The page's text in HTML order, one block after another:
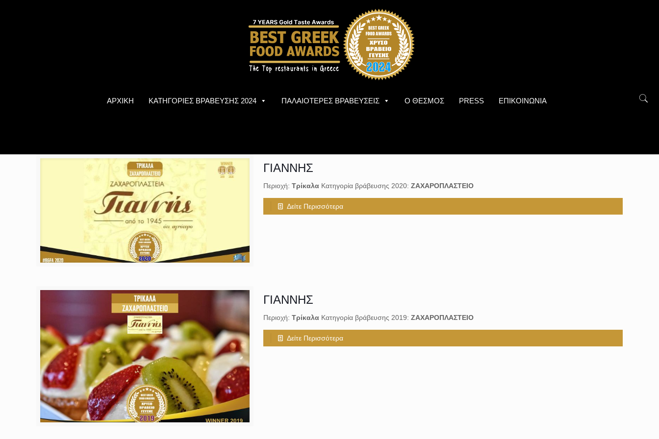
ΑΡΧΙΚΗ ΚΑΤΗΓΟΡΙΕΣ ΒΡΑΒΕΥΣΗΣ 2024 ΠΑΛΑΙΟΤΕΡΕΣ ΒΡΑΒΕΥΣΕΙΣ Ο ΘΕΣΜΟΣ PRESS ΕΠΙΚΟΙΝΩΝΙΑ
ΓΙΑΝΝΗΣ
Περιοχή: TρίκαλαΚατηγορία βράβευσης 2020: ΖΑΧΑΡΟΠΛΑΣΤΕΙΟ
Δείτε Περισσότερα
ΓΙΑΝΝΗΣ
Περιοχή: TρίκαλαΚατηγορία βράβευσης 2019: ΖΑΧΑΡΟΠΛΑΣΤΕΙΟ
Δείτε Περισσότερα